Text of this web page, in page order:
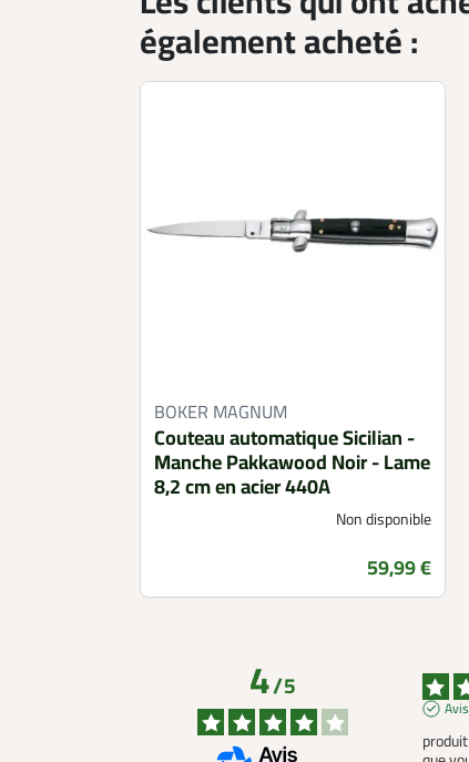
également acheté :
BOKER MAGNUM
Couteau automatique Sicilian -
Manche Pakkawood Noir - Lame
8,2 cm en acier 440A
Non disponible
Prix
59,99 €
4/5